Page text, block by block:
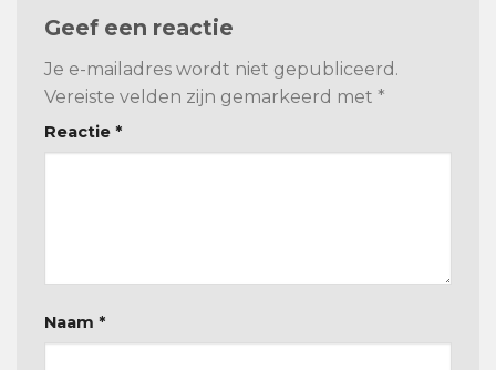
Geef een reactie
Je e-mailadres wordt niet gepubliceerd.
Vereiste velden zijn gemarkeerd met *
Reactie *
Naam *